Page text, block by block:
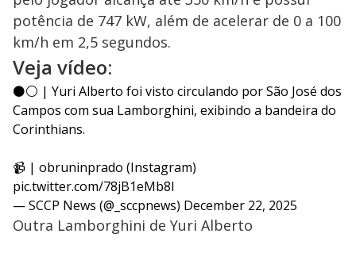
potência de 747 kW, além de acelerar de 0 a 100
km/h em 2,5 segundos.
Veja vídeo:
⚫️⚪️ | Yuri Alberto foi visto circulando por São José dos
Campos com sua Lamborghini, exibindo a bandeira do
Corinthians.
📹 | obruninprado (Instagram)
pic.twitter.com/78jB1eMb8I
— SCCP News (@_sccpnews) December 22, 2025
Outra Lamborghini de Yuri Alberto